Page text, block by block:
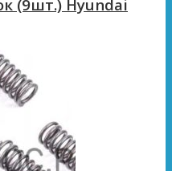
(9шт.) Hyundai